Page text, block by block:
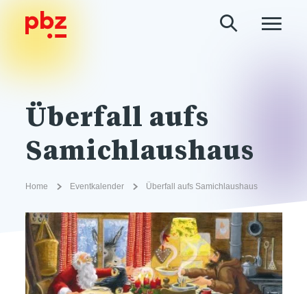
Überfall aufs
Samichlaushaus
Home Eventkalender Überfall aufs Samichlaushaus